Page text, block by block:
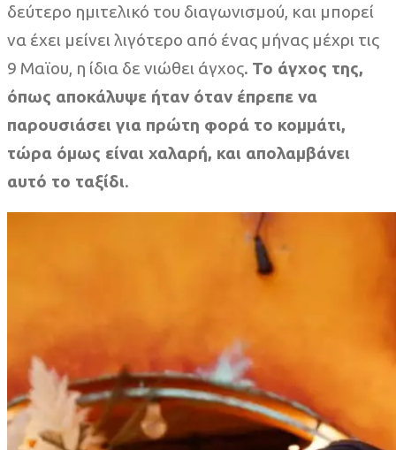
δεύτερο ημιτελικό του διαγωνισμού, και μπορεί
να έχει μείνει λιγότερο από ένας μήνας μέχρι τις
9 Μαϊου, η ίδια δε νιώθει άγχος. Το άγχος της,
όπως αποκάλυψε ήταν όταν έπρεπε να
παρουσιάσει για πρώτη φορά το κομμάτι,
τώρα όμως είναι χαλαρή, και απολαμβάνει
αυτό το ταξίδι.